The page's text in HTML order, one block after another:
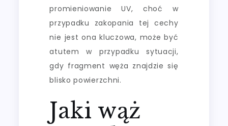
promieniowanie UV, choć w
przypadku zakopania tej cechy
nie jest ona kluczowa, może być
atutem w przypadku sytuacji,
gdy fragment węża znajdzie się
blisko powierzchni.
Jaki wąż